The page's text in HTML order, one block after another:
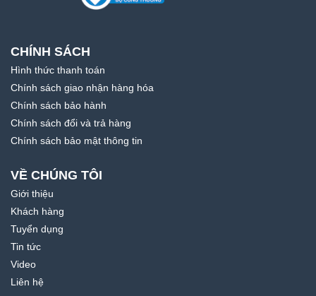
CHÍNH SÁCH
Hình thức thanh toán
Chính sách giao nhận hàng hóa
Chính sách bảo hành
Chính sách đổi và trả hàng
Chính sách bảo mật thông tin
VỀ CHÚNG TÔI
Giới thiệu
Khách hàng
Tuyển dụng
Tin tức
Video
Liên hệ